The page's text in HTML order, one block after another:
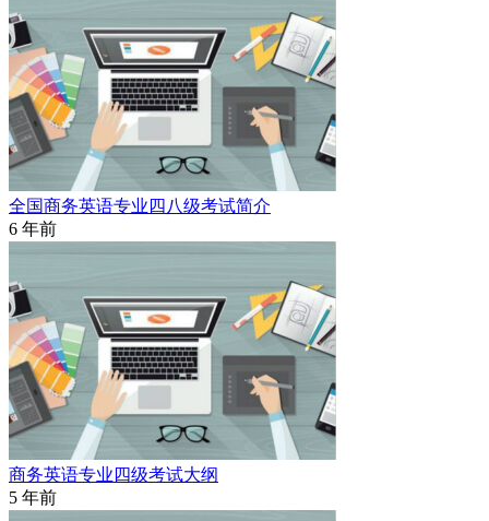
全国商务英语专业四八级考试简介
6 年前
商务英语专业四级考试大纲
5 年前